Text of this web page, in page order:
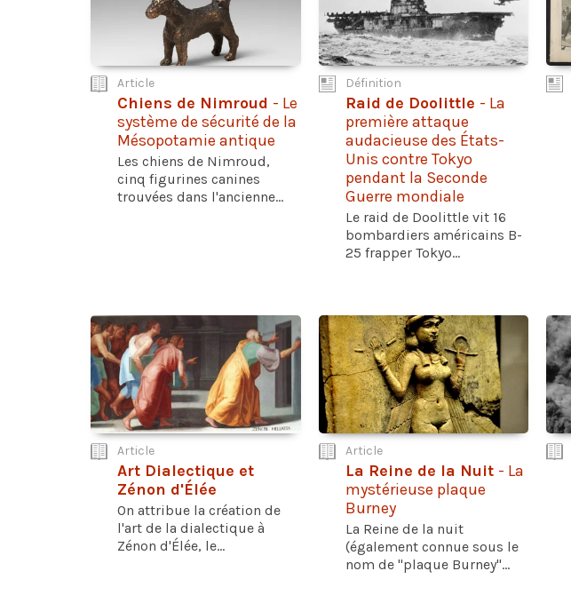
Article
Chiens de Nimroud - Le
système de sécurité de la
Mésopotamie antique
Les chiens de Nimroud,
cinq figurines canines
trouvées dans l'ancienne...
Définition
Raid de Doolittle - La
première attaque
audacieuse des États-
Unis contre Tokyo
pendant la Seconde
Guerre mondiale
Le raid de Doolittle vit 16
bombardiers américains B-
25 frapper Tokyo...
Article
Art Dialectique et
Zénon d'Élée
On attribue la création de
l'art de la dialectique à
Zénon d'Élée, le...
Article
La Reine de la Nuit - La
mystérieuse plaque
Burney
La Reine de la nuit
(également connue sous le
nom de "plaque Burney"...